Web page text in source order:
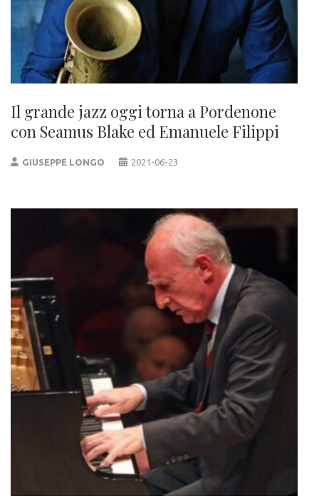
Il grande jazz oggi torna a Pordenone
con Seamus Blake ed Emanuele Filippi
GIUSEPPE LONGO 2021-06-23